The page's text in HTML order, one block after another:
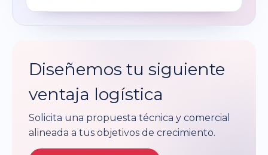
Diseñemos tu siguiente
ventaja logística
Solicita una propuesta técnica y comercial
alineada a tus objetivos de crecimiento.